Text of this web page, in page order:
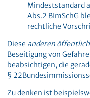
Mindeststandard
Abs.2 BImSchG
rechtliche
Diese anderen
Beseitigung von
beabsichtigen, die
§
Zu denken ist